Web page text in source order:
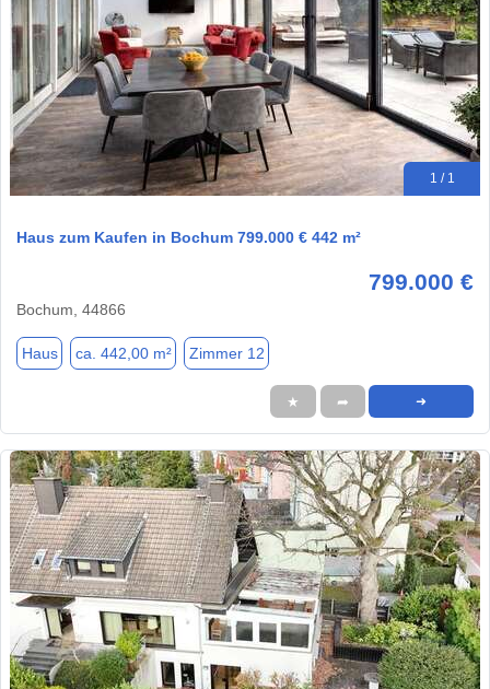
1 / 1
Haus zum Kaufen in Bochum 799.000 € 442 m²
799.000 €
Bochum, 44866
Haus ca. 442,00 m² Zimmer 12
★ ➦ ➜